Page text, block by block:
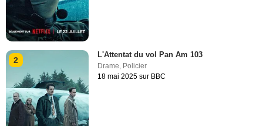
2
L'Attentat du vol Pan Am 103
Drame, Policier
18 mai 2025 sur BBC